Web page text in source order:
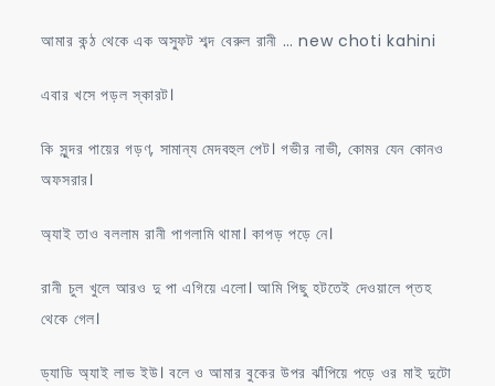
আমার কন্ঠ থেকে এক অস্ফুট শব্দ বেরুল রানী … new choti kahini
এবার খসে পড়ল স্কারট।
কি সুন্দর পায়ের গড়ণ, সামান্য মেদবহুল পেট। গভীর নাভী, কোমর যেন কোনও
অফসরার।
অ্যাই তাও বললাম রানী পাগলামি থামা। কাপড় পড়ে নে।
রানী চুল খুলে আরও দু পা এগিয়ে এলো। আমি পিছু হটতেই দেওয়ালে প্তহ
থেকে গেল।
ড্যাডি অ্যাই লাভ ইউ। বলে ও আমার বুকের উপর ঝাঁপিয়ে পড়ে ওর মাই দুটো